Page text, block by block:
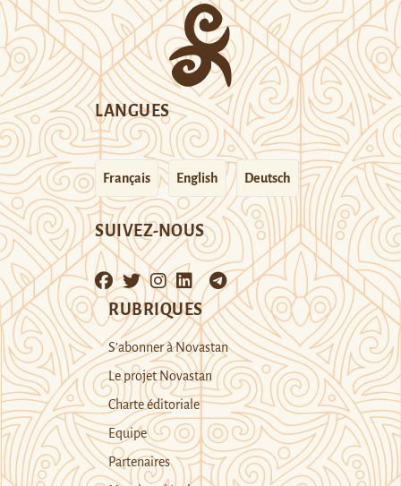
LANGUES
Français English Deutsch
SUIVEZ-NOUS
RUBRIQUES
S’abonner à Novastan
Le projet Novastan
Charte éditoriale
Equipe
Partenaires